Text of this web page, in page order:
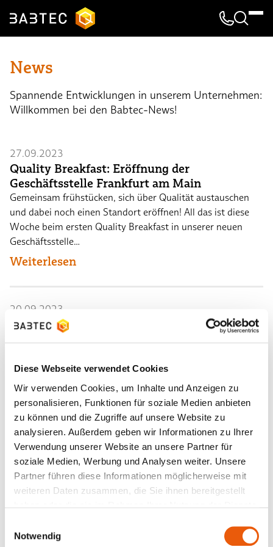
Diese Webseite verwendet Cookies
Wir verwenden Cookies, um Inhalte und Anzeigen zu
personalisieren, Funktionen für soziale Medien anbieten
zu können und die Zugriffe auf unsere Website zu
analysieren. Außerdem geben wir Informationen zu Ihrer
Verwendung unserer Website an unsere Partner für
soziale Medien, Werbung und Analysen weiter. Unsere
Partner führen diese Informationen möglicherweise mit
weiteren Daten zusammen, die Sie ihnen bereitgestellt
Notwendig
Suche
Kontakt &
News
Spannende Entwicklungen in unserem Unternehmen:
Willkommen bei den Babtec-News!
27.09.2023
Quality Breakfast: Eröffnung der
Geschäftsstelle Frankfurt am Main
Gemeinsam frühstücken, sich über Qualität austauschen
und dabei noch einen Standort eröffnen! All das ist diese
Woche beim ersten Quality Breakfast in unserer neuen
Geschäftsstelle…
Weiterlesen
20.09.2023
Unser Teamevent „Come Together 2023“
in einer Schnitzeljagd mit kreativen Aufgaben erkundet.
Der Clou bei der…
Weiterlesen
23.07.2023
Offizielle Praxispartnerschaft mit IU
Gemeinsam mit der IU bildet Babtec junge Talente im
dualen Studium aus. In Kooperation mit Deutschlands
Weiterlesen